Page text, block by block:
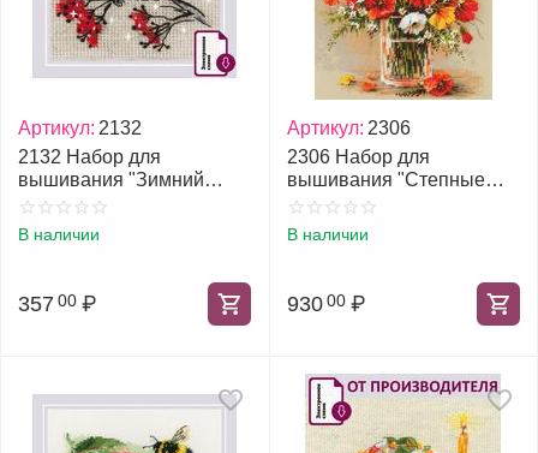
Артикул: 2132
2132 Набор для
вышивания "Зимний
гость"
В наличии
357 00 ₽
Артикул: 2306
2306 Набор для
вышивания "Степные
маки"
В наличии
930 00 ₽